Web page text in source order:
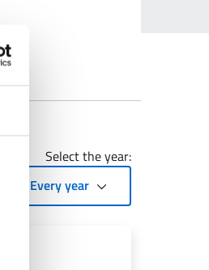
Select the year:
Every year